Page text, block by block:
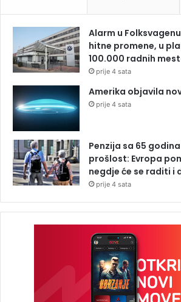
Alarm u
hitne promene, u
100.000 radnih
prije 4 sata
Amerika objavila
prije 4 sata
Penzija sa 65
prošlost: Evropa
negdje će se raditi i
prije 4 sata